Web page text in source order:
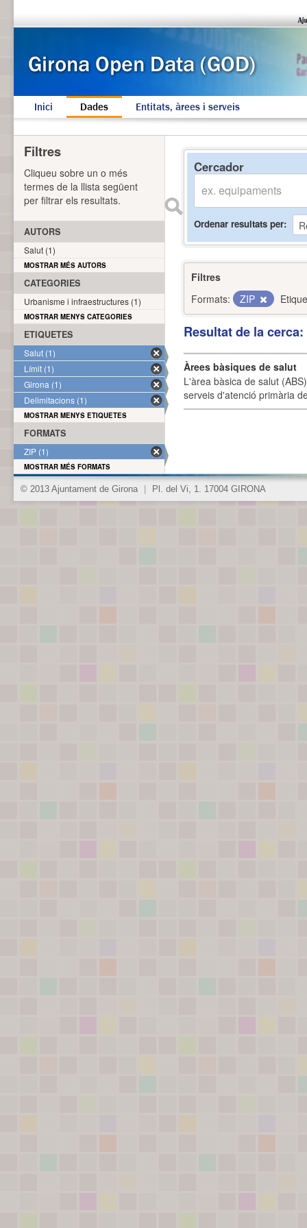
Inici Dades Entitats, àrees i serveis
Cercador
Ordenar resultats per
Filtres
Formats:
ZIP
Resultat de la
Àrees bàsiques de salut
L'àrea bàsica de salut
serveis d'atenció primària
Filtres
Cliqueu sobre un o més
termes de la llista següent
per filtrar els resultats.
AUTORS
Salut (1)
MOSTRAR MÉS AUTORS
CATEGORIES
Urbanisme i infraestructures (1)
MOSTRAR MENYS CATEGORIES
ETIQUETES
Salut (1)
Límit (1)
Girona (1)
Delimitacions (1)
MOSTRAR MENYS ETIQUETES
FORMATS
ZIP (1)
MOSTRAR MÉS FORMATS
© 2013 Ajuntament de Girona Pl. del Vi, 1. 17004 GIRONA